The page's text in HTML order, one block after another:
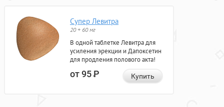
Супер Левитра
20 + 60 мг
В одной таблетке Левитра для
усиления эрекции и Дапоксетин
для продления полового акта!
от 95Р Купить